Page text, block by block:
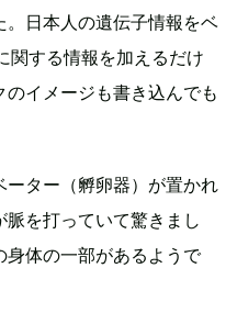
日本人の遺伝子情報をベ
関する情報を加えるだけ
イメージも書き込んでも
ター（孵卵器）が置かれ
を打っていて驚きまし
身体の一部があるようで